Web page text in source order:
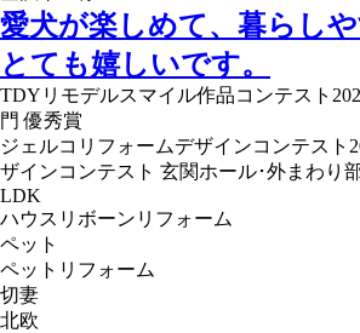
愛犬が楽しめて、暮らし
とても嬉しいです。
TDYリモデルスマイル作品コンテスト
門 優秀賞
ジェルコリフォームデザインコンテス
ザインコンテスト 玄関ホール･外まわり
LDK
ハウスリボーンリフォーム
ペット
ペットリフォーム
切妻
北欧